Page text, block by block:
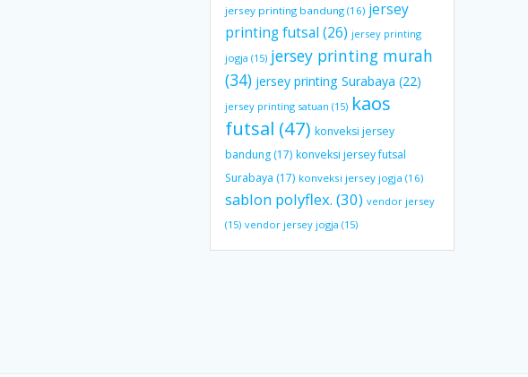
jersey printing bandung (16) jersey
printing futsal (26) jersey printing
jogja (15) jersey printing murah
(34) jersey printing Surabaya (22)
jersey printing satuan (15) kaos
futsal (47) konveksi jersey
bandung (17) konveksi jersey futsal
Surabaya (17) konveksi jersey jogja (16)
sablon polyflex. (30) vendor jersey
(15) vendor jersey jogja (15)